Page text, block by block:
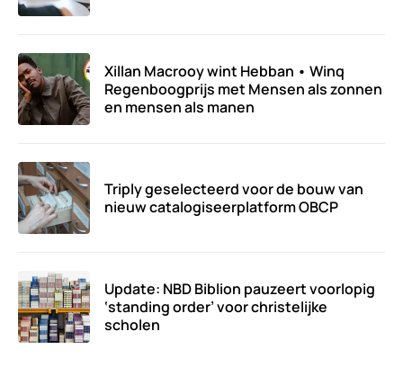
Xillan Macrooy wint Hebban • Winq
Regenboogprijs met Mensen als zonnen
en mensen als manen
Triply geselecteerd voor de bouw van
nieuw catalogiseerplatform OBCP
Update: NBD Biblion pauzeert voorlopig
‘standing order’ voor christelijke
scholen